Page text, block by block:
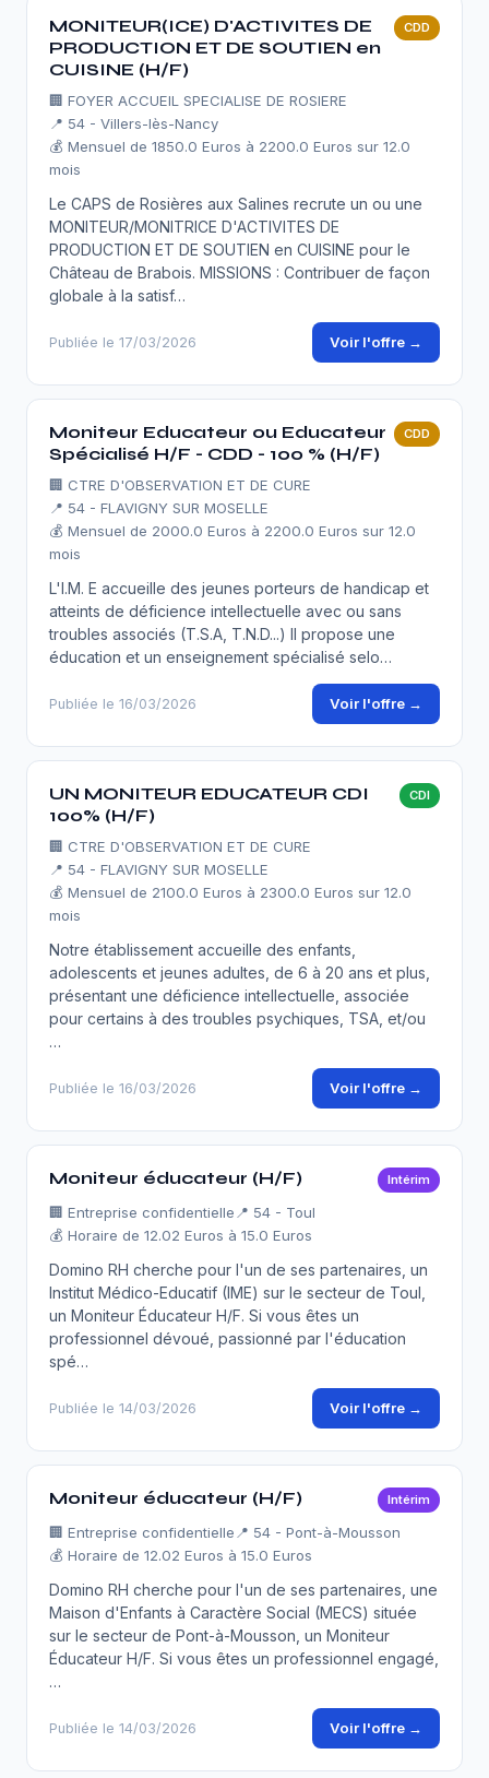
MONITEUR(ICE) D'ACTIVITES DE
PRODUCTION ET DE SOUTIEN en
CUISINE (H/F)
CDD
🏢 FOYER ACCUEIL SPECIALISE DE ROSIERE
📍 54 - Villers-lès-Nancy
💰 Mensuel de 1850.0 Euros à 2200.0 Euros sur 12.0
mois
Le CAPS de Rosières aux Salines recrute un ou une
MONITEUR/MONITRICE D'ACTIVITES DE
PRODUCTION ET DE SOUTIEN en CUISINE pour le
Château de Brabois. MISSIONS : Contribuer de façon
globale à la satisf…
Publiée le 17/03/2026 Voir l'offre →
Moniteur Educateur ou Educateur
Spécialisé H/F - CDD - 100 % (H/F)
CDD
🏢 CTRE D'OBSERVATION ET DE CURE
📍 54 - FLAVIGNY SUR MOSELLE
💰 Mensuel de 2000.0 Euros à 2200.0 Euros sur 12.0
mois
L'I.M. E accueille des jeunes porteurs de handicap et
atteints de déficience intellectuelle avec ou sans
troubles associés (T.S.A, T.N.D...) Il propose une
éducation et un enseignement spécialisé selo…
Publiée le 16/03/2026 Voir l'offre →
UN MONITEUR EDUCATEUR CDI
100% (H/F)
CDI
🏢 CTRE D'OBSERVATION ET DE CURE
📍 54 - FLAVIGNY SUR MOSELLE
💰 Mensuel de 2100.0 Euros à 2300.0 Euros sur 12.0
mois
Notre établissement accueille des enfants,
adolescents et jeunes adultes, de 6 à 20 ans et plus,
présentant une déficience intellectuelle, associée
pour certains à des troubles psychiques, TSA, et/ou
…
Publiée le 16/03/2026 Voir l'offre →
Moniteur éducateur (H/F) Intérim
🏢 Entreprise confidentielle 📍 54 - Toul
💰 Horaire de 12.02 Euros à 15.0 Euros
Domino RH cherche pour l'un de ses partenaires, un
Institut Médico-Educatif (IME) sur le secteur de Toul,
un Moniteur Éducateur H/F. Si vous êtes un
professionnel dévoué, passionné par l'éducation
spé…
Publiée le 14/03/2026 Voir l'offre →
Moniteur éducateur (H/F) Intérim
🏢 Entreprise confidentielle 📍 54 - Pont-à-Mousson
💰 Horaire de 12.02 Euros à 15.0 Euros
Domino RH cherche pour l'un de ses partenaires, une
Maison d'Enfants à Caractère Social (MECS) située
sur le secteur de Pont-à-Mousson, un Moniteur
Éducateur H/F. Si vous êtes un professionnel engagé,
…
Publiée le 14/03/2026 Voir l'offre →